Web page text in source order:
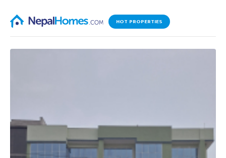
HOT PROPERTIES